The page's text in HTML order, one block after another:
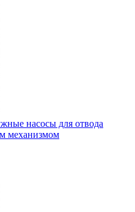
насосы для отвода
механизмом